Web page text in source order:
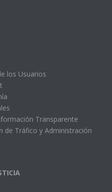
los Usuarios
Transparente
de Tráfico y Administración